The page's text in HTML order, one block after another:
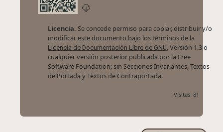
Licencia. Se concede permiso para copiar, distribuir y/o
modificar este documento bajo los términos de la
Licencia de Documentación Libre de GNU, Versión 1.3 o
cualquier versión posterior publicada por la Free
Software Foundation; sin Secciones Invariantes, Textos
de Portada y Textos de Contraportada.
Visitas: 81